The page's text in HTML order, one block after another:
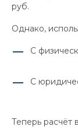
руб.
Однако,
С
С
Теперь расчёт